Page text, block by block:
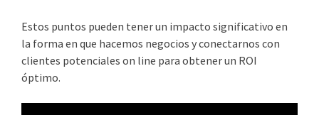
Estos puntos pueden tener un impacto significativo en
la forma en que hacemos negocios y conectarnos con
clientes potenciales on line para obtener un ROI
óptimo.